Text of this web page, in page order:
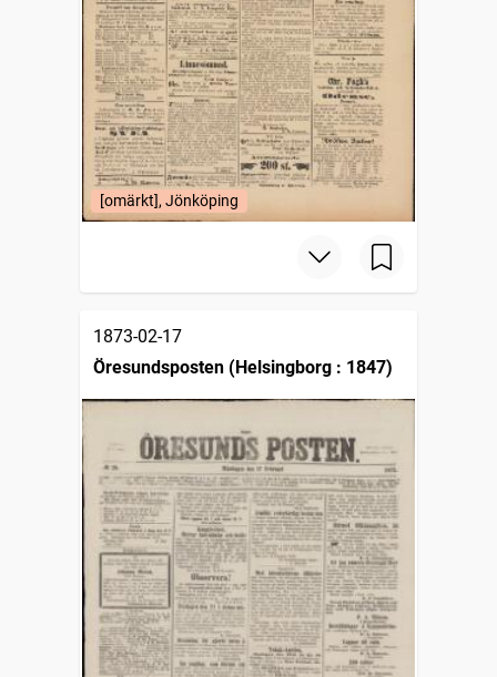
[omärkt], Jönköping
1873-02-17
Öresundsposten (Helsingborg : 1847)